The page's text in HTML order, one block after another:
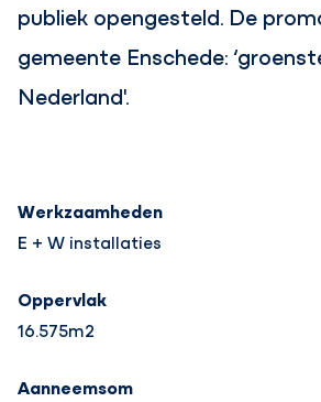
publiek opengesteld. De
gemeente Enschede:
Nederland'.
Werkzaamheden
E + W installaties
Oppervlak
16.575m2
Aanneemsom